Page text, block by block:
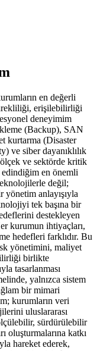
en değerli
erişilebilirliği
deneyimim
(Backup), SAN
kurtarma (Disaster
ve siber dayanıklılık
ve sektörde kritik
edindiğim en önemli
değil;
anlayışıyla
tek başına bir
destekleyen
kurumun ihtiyaçları,
hedefleri farklıdır. Bu
yönetimini, maliyet
birlikte
tasarlanması
yalnızca sistem
bir mimari
kurumların veri
uluslararası
sürdürülebilir
oluşturmalarına katkı
hareket ederek,